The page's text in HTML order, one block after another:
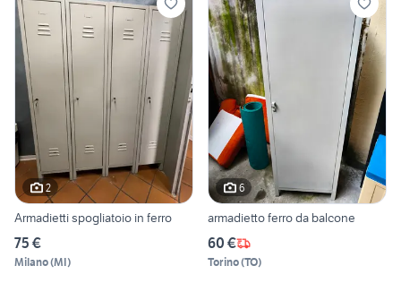
2
Armadietti spogliatoio in ferro
75 €
Milano(MI)
6
armadietto ferro da balcone
60 €
Torino(TO)